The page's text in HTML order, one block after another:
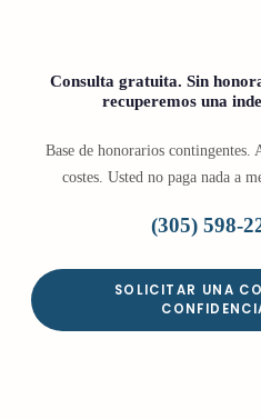
Consulta gratuita. Sin
recuperemos una
Base de honorarios contingentes.
costes. Usted no paga nada a
(305) 598-
SOLICITAR UNA